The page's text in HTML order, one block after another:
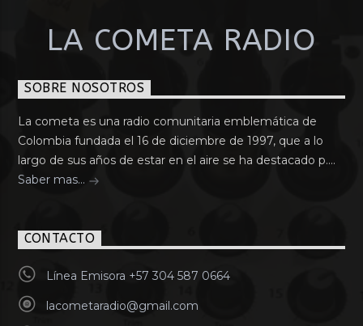
LA COMETA RADIO
SOBRE NOSOTROS
La cometa es una radio comunitaria emblemática de
Colombia fundada el 16 de diciembre de 1997, que a lo
largo de sus años de estar en el aire se ha destacado p....
Saber mas...
CONTACTO
Línea Emisora +57 304 587 0664
lacometaradio@gmail.com